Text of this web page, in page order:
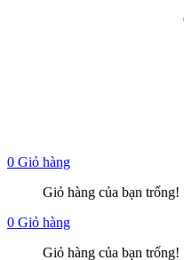
0 Giỏ hàng
Giỏ hàng của bạn trống!
0 Giỏ hàng
Giỏ hàng của bạn trống!